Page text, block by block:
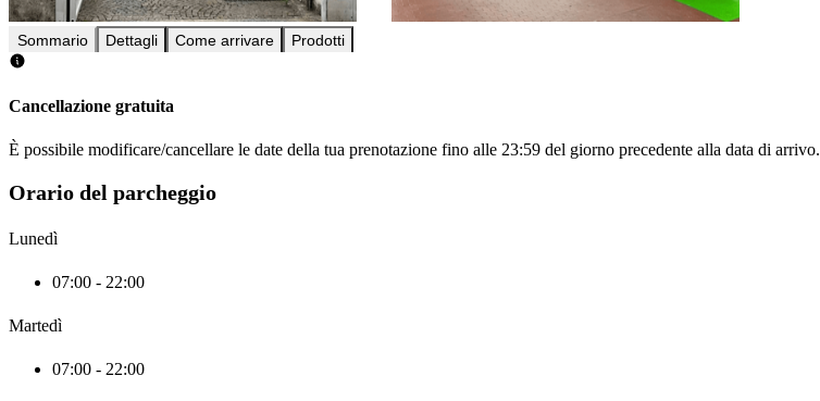
Sommario Dettagli Come arrivare Prodotti
Cancellazione gratuita
È possibile modificare/cancellare le date della tua prenotazione fino alle 23:59 del giorno precedente alla data di arrivo.
Orario del parcheggio
Lunedì
07:00 - 22:00
Martedì
07:00 - 22:00